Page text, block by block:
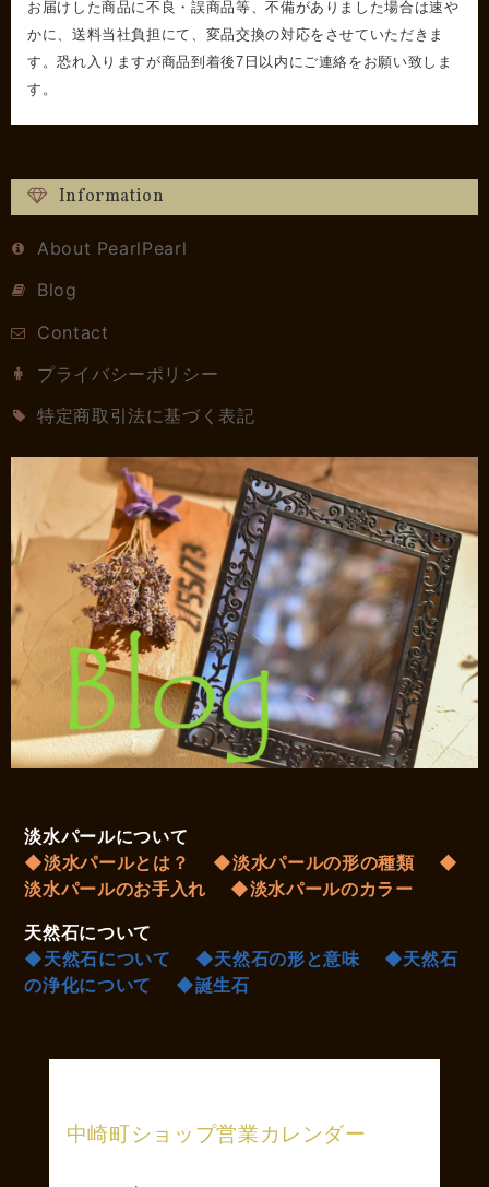
お届けした商品に不良・誤商品等、不備がありました場合は速や
かに、送料当社負担にて、変品交換の対応をさせていただきま
す。恐れ入りますが商品到着後7日以内にご連絡をお願い致しま
す。
Information
About PearlPearl
Blog
Contact
プライバシーポリシー
特定商取引法に基づく表記
淡水パールについて
◆淡水パールとは？
◆淡水パールの形の種類
◆
淡水パールのお手入れ
◆淡水パールのカラー
天然石について
◆天然石について
◆天然石の形と意味
◆天然石
の浄化について
◆誕生石
中崎町ショップ営業カレンダー